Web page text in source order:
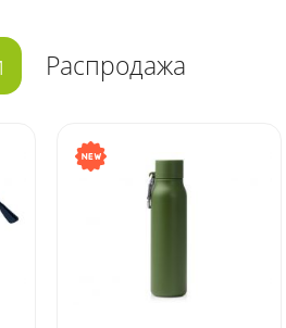
Распродажа